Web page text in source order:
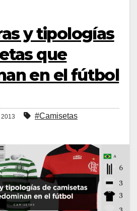
y tipologías
que
en el fútbol
2013 #Camisetas